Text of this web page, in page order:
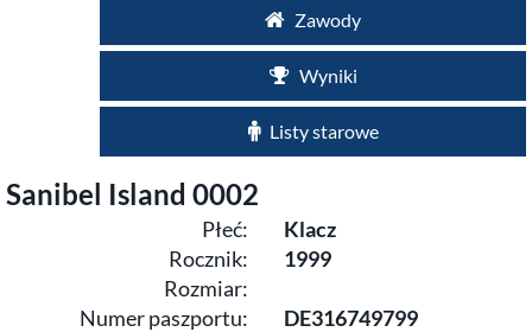
Zawody
Wyniki
Listy starowe
Sanibel Island 0002
Płeć:
Klacz
Rocznik:
1999
Rozmiar:
Numer paszportu:
DE316749799